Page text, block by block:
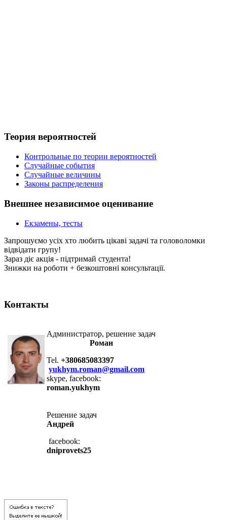
Теория вероятностей
Контрольные по теории вероятностей
Случайные события
Случайные величины
Законы распределения
Внешнее независимое оценивание
Екзамены, тесты
Запрошуємо усіх хто любить цікаві задачі та головоломки
відвідати групу!
Зараз діє акція - підтримай студента!
Знижки на роботи + безкоштовні консультації.
Контакты
Администратор, решение задач
Роман
Tel. +380685083397
yukhym.roman@gmail.com
skype, facebook:
roman.yukhym
Решение задач
Андрей
facebook:
dniprovets25